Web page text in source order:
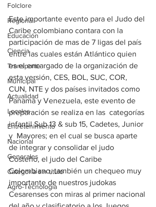
Folclore
Regional
Educación
Ciencia
Transporte
Municipal
Actualidad
Locales
Entretenimiento
Nacional
Generales
Categoría sin título
Agro-Tecnología
Este importante evento para el Judo del
Caribe colombiano contara con la
participación de mas de 7 ligas del país
entre las cuales están Atlántico quien
es el encargado de la organización de
esta versión, CES, BOL, SUC, COR,
CUN, NTE y dos países invitados como
Panamá y Venezuela, este evento de
preparación se realiza en las  categorías
infantil Sub 13 & sub 15, Cadetes, Junior
y  Mayores; en el cual se busca aparte
de integrar y consolidar el judo
Costeño, el judo del Caribe
Colombiano, también un chequeo muy
importante de nuestros judokas
Cesarenses con miras al primer nacional